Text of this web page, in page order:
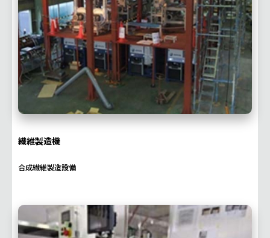
繊維製造機
合成繊維製造設備